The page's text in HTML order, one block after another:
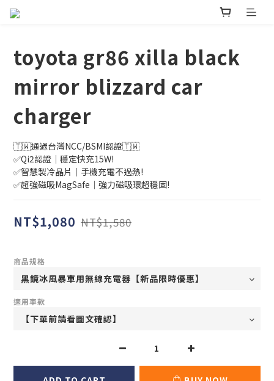
toyota gr86 xilla black
mirror blizzard car
charger
🇹🇼通過台灣NCC/BSMI認證🇹🇼
✅Qi2認證｜穩定快充15W!
✅智慧製冷晶片｜手機充電不過熱!
✅超強磁吸MagSafe｜強力磁吸環超穩固!
NT$1,080 NT$1,580
商品規格
適用車款